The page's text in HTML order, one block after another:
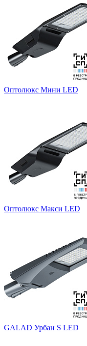
Оптолюкс Мини LED
Оптолюкс Макси LED
GALAD Урбан S LED